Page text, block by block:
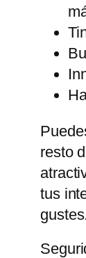
resto
tus